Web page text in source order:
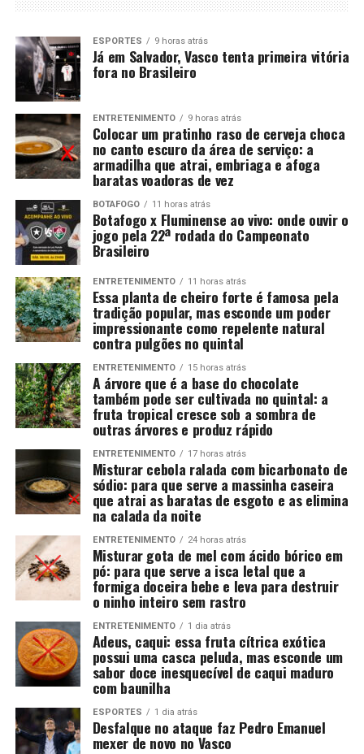
ESPORTES 9 horas atrás
Já em Salvador, Vasco tenta primeira vitória
fora no Brasileiro
ENTRETENIMENTO 9 horas atrás
Colocar um pratinho raso de cerveja choca
no canto escuro da área de serviço: a
armadilha que atrai, embriaga e afoga
baratas voadoras de vez
BOTAFOGO 11 horas atrás
Botafogo x Fluminense ao vivo: onde ouvir o
jogo pela 22ª rodada do Campeonato
Brasileiro
ENTRETENIMENTO 11 horas atrás
Essa planta de cheiro forte é famosa pela
tradição popular, mas esconde um poder
impressionante como repelente natural
contra pulgões no quintal
ENTRETENIMENTO 15 horas atrás
A árvore que é a base do chocolate
também pode ser cultivada no quintal: a
fruta tropical cresce sob a sombra de
outras árvores e produz rápido
ENTRETENIMENTO 17 horas atrás
Misturar cebola ralada com bicarbonato de
sódio: para que serve a massinha caseira
que atrai as baratas de esgoto e as elimina
na calada da noite
ENTRETENIMENTO 24 horas atrás
Misturar gota de mel com ácido bórico em
pó: para que serve a isca letal que a
formiga doceira bebe e leva para destruir
o ninho inteiro sem rastro
ENTRETENIMENTO 1 dia atrás
Adeus, caqui: essa fruta cítrica exótica
possui uma casca peluda, mas esconde um
sabor doce inesquecível de caqui maduro
com baunilha
ESPORTES 1 dia atrás
Desfalque no ataque faz Pedro Emanuel
mexer de novo no Vasco